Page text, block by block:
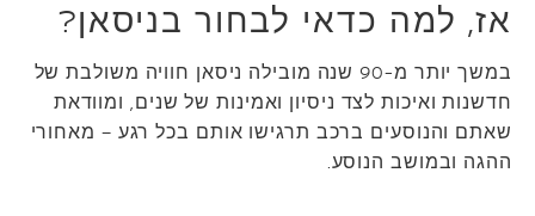
אז, למה כדאי לבחור בניסאן?
במשך יותר מ-90 שנה מובילה ניסאן חוויה משולבת של
חדשנות ואיכות לצד ניסיון ואמינות של שנים, ומוודאת
שאתם והנוסעים ברכב תרגישו אותם בכל רגע – מאחורי
ההגה ובמושב הנוסע.